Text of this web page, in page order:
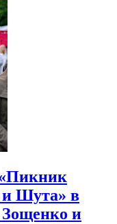
«Пикник
Шута» в
Зощенко и